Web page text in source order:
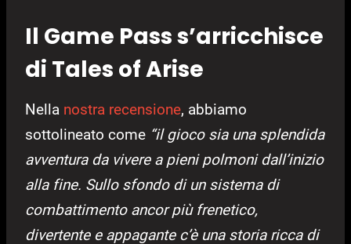
Il Game Pass s’arricchisce
di Tales of Arise
Nella nostra recensione, abbiamo
sottolineato come “il gioco sia una splendida
avventura da vivere a pieni polmoni dall’inizio
alla fine. Sullo sfondo di un sistema di
combattimento ancor più frenetico,
divertente e appagante c’è una storia ricca di